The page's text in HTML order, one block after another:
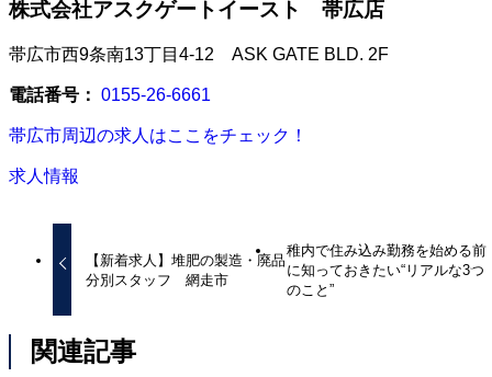
株式会社アスクゲートイースト 帯広店
帯広市西9条南13丁目4-12 ASK GATE BLD. 2F
電話番号： 0155-26-6661
帯広市周辺の求人はここをチェック！
求人情報
【新着求人】堆肥の製造・廃品
分別スタッフ 網走市
稚内で住み込み勤務を始める前
に知っておきたい“リアルな3つ
のこと”
関連記事